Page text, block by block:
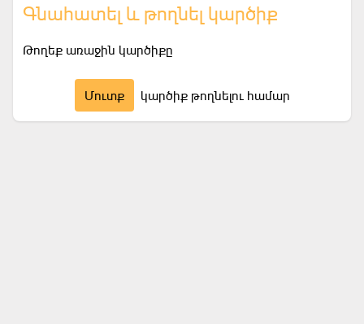
Գնահատել և թողնել կարծիք
Թողեք առաջին կարծիքը
Մուտք կարծիք թողնելու համար